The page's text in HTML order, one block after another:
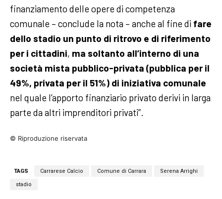
finanziamento delle opere di competenza
comunale – conclude la nota – anche al fine di fare
dello stadio un punto di ritrovo e di riferimento
per i cittadini, ma soltanto all’interno di una
società mista pubblico-privata (pubblica per il
49%, privata per il 51%) di iniziativa comunale
nel quale l’apporto finanziario privato derivi in larga
parte da altri imprenditori privati”.
© Riproduzione riservata
TAGS Carrarese Calcio Comune di Carrara Serena Arrighi
stadio